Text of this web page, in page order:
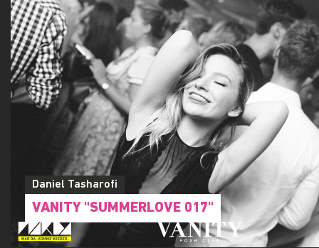
Daniel Tasharofi
VANITY "SUMMERLOVE 017"